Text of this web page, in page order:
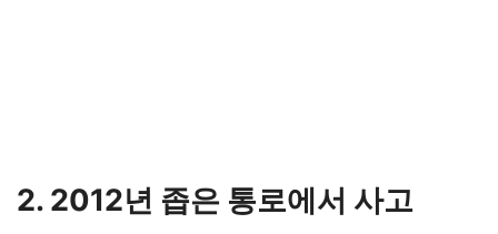
2. 2012년 좁은 통로에서 사고